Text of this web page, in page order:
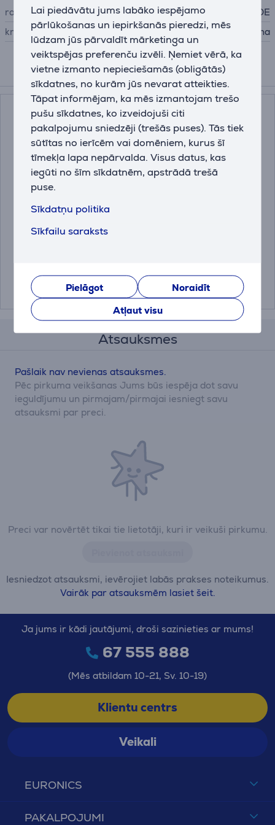
Lai piedāvātu jums labāko iespējamo
pārlūkošanas un iepirkšanās pieredzi, mēs
lūdzam jūs pārvaldīt mārketinga un
veiktspējas preferenču izvēli. Ņemiet vērā, ka
vietne izmanto nepieciešamās (obligātās)
sīkdatnes, no kurām jūs nevarat atteikties.
Tāpat informējam, ka mēs izmantojam trešo
pušu sīkdatnes, ko izveidojuši citi
pakalpojumu sniedzēji (trešās puses). Tās tiek
sūtītas no ierīcēm vai domēniem, kurus šī
tīmekļa lapa nepārvalda. Visus datus, kas
iegūti no šīm sīkdatnēm, apstrādā trešā
puse.
Sīkdatņu politika
Sīkfailu saraksts
Pielāgot
Noraidīt
Atļaut visu
ražotājs
RODE
krāsa
melna
Saistītās preces
Mikrofons Procaster
XLR, Rode
179.99 € 199.99 €
Atsauksmes
Preci var novērtēt tikai tie lietotāji, kuri ir veikuši pirkumu.
Iesniedzot atsauksmi, ievērojiet labās prakses noteikumus.
Vairāk par atsauksmēm lasiet šeit.
Pašlaik nav nevienas atsauksmes.
Pēc pirkuma veikšanas Jums būs iespēja dot savu
ieguldījumu un pirmajam/pirmajai iesniegt savu
atsauksmi par preci.
EURONICS
PAKALPOJUMI
Ja jums ir kādi jautājumi, droši sazinieties ar mums!
67 555 888
(Mēs atbildam 10-21, Sv. 10-19)
Klientu centrs
Veikali